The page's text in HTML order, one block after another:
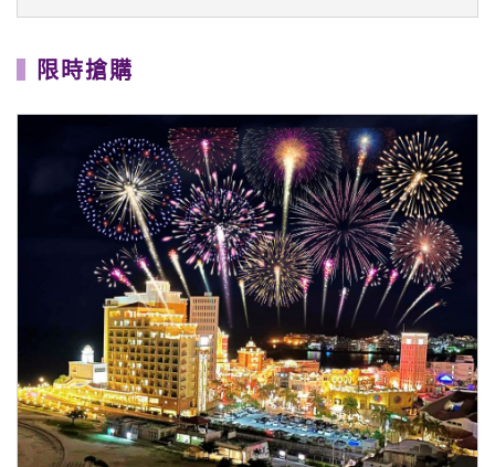
迎福．美國村海景．美麗海水族館(媽媽免煮年夜飯)
★9/30前報名第2人省$5,000★
★小年夜出發.媽媽免煮年夜飯★
$56,888